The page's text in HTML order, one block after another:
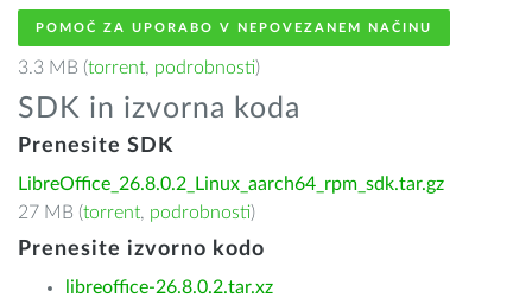
POMOČ ZA UPORABO V NEPOVEZANEM NAČINU
3.3 MB (torrent, podrobnosti)
SDK in izvorna koda
Prenesite SDK
LibreOffice_26.8.0.2_Linux_aarch64_rpm_sdk.tar.gz
27 MB (torrent, podrobnosti)
Prenesite izvorno kodo
libreoffice-26.8.0.2.tar.xz